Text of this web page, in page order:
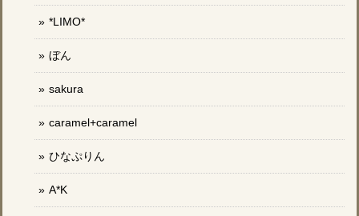
*LIMO*
ぼん
sakura
caramel+caramel
ひなぷりん
A*K